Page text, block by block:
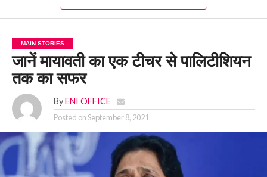
MAIN STORIES
जानें मायावती का एक टीचर से पालिटीशियन
तक का सफर
By ENI OFFICE
Posted onSeptember 8, 2021